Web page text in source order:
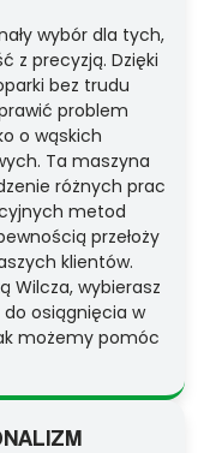
wybór dla tych,
z precyzją. Dzięki
bez trudu
problem
o wąskich
Ta maszyna
różnych prac
metod
przełoży
klientów.
Wilcza, wybierasz
osiągnięcia w
możemy pomóc